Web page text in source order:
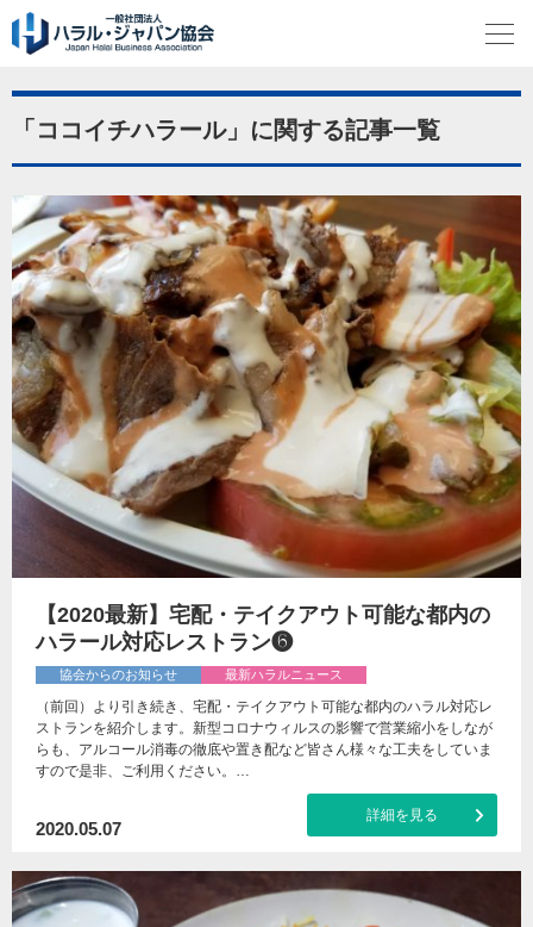
「ココイチハラール」に関する記事一覧
【2020最新】宅配・テイクアウト可能な都内の
ハラール対応レストラン❻
協会からのお知らせ 最新ハラルニュース
（前回）より引き続き、宅配・テイクアウト可能な都内のハラル対応レ
ストランを紹介します。新型コロナウィルスの影響で営業縮小をしなが
らも、アルコール消毒の徹底や置き配など皆さん様々な工夫をしていま
すので是非、ご利用ください。…
2020.05.07
詳細を見る